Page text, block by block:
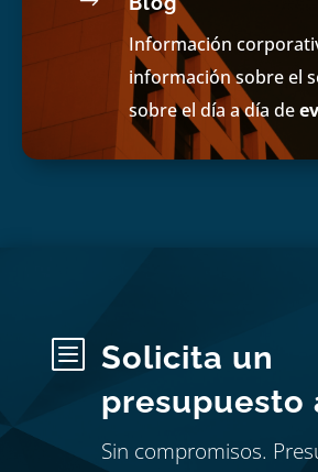
Información
información sobre el
sobre el día a día de
b
Solicita un
presupuesto
Sin compromisos.